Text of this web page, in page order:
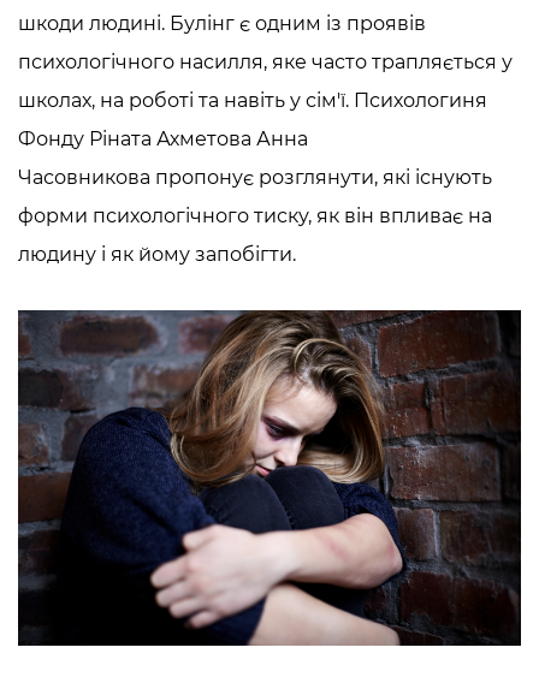
шкоди людині. Булінг є одним із проявів
психологічного насилля, яке часто трапляється у
школах, на роботі та навіть у сім'ї. Психологиня
Фонду Ріната Ахметова Анна
Часовникова пропонує розглянути, які існують
форми психологічного тиску, як він впливає на
людину і як йому запобігти.